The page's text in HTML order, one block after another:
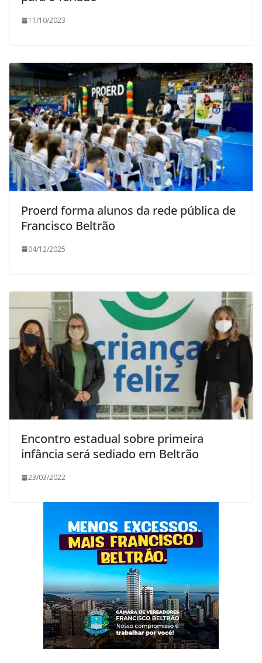
11/10/2023
Proerd forma alunos da rede pública de
Francisco Beltrão
04/12/2025
Encontro estadual sobre primeira
infância será sediado em Beltrão
23/03/2022